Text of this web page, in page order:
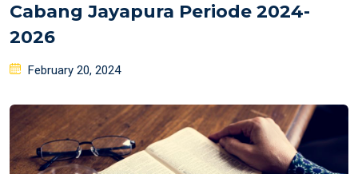
Cabang Jayapura Periode 2024-
2026
Posted
February 20, 2024